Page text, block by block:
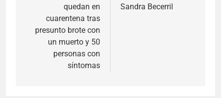
quedan en
cuarentena tras
presunto brote con
un muerto y 50
personas con
síntomas
Sandra Becerril